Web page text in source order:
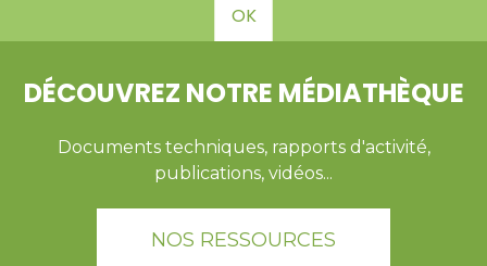
OK
DÉCOUVREZ NOTRE MÉDIATHÈQUE
Documents techniques, rapports d'activité,
publications, vidéos...
NOS RESSOURCES